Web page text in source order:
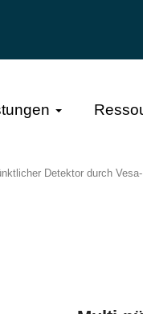
Detektor durch